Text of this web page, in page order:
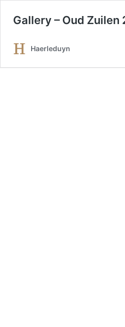
Gallery – Oud
Haerleduyn